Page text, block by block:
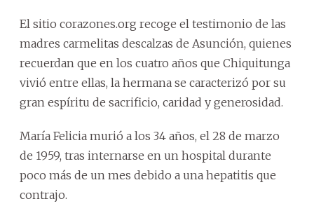
El sitio corazones.org recoge el testimonio de las
madres carmelitas descalzas de Asunción, quienes
recuerdan que en los cuatro años que Chiquitunga
vivió entre ellas, la hermana se caracterizó por su
gran espíritu de sacrificio, caridad y generosidad.
María Felicia murió a los 34 años, el 28 de marzo
de 1959, tras internarse en un hospital durante
poco más de un mes debido a una hepatitis que
contrajo.